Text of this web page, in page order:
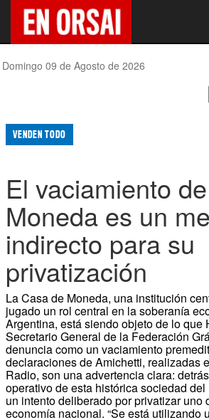
Domingo 09 de Agosto de 2026
VENDEN TODO
El vaciamiento
Moneda es un
indirecto para su
privatización
La Casa de Moneda, una institución
jugado un rol central en la soberanía
Argentina, está siendo objeto de lo que
Secretario General de la Federación
denuncia como un vaciamiento
declaraciones de Amichetti, realizadas
Radio, son una advertencia clara:
operativo de esta histórica sociedad
un intento deliberado por privatizar uno
economía nacional. “Se está utilizando